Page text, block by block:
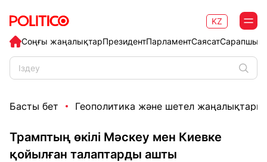
Соңғы жаңалықтарПрезидентПарламентСаясат
KZ
Басты бет Геополитика және шетел жаңалықтары
Трамптың өкілі Мәскеу мен Киевке
қойылған талаптарды ашты